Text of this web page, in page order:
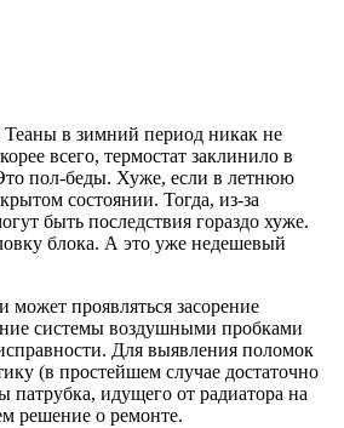
в зимний период никак не
всего, термостат заклинило в
пол-беды. Хуже, если в летнюю
состоянии. Тогда, из-за
быть последствия гораздо хуже.
блока. А это уже недешевый
проявляться засорение
системы воздушными пробками
Для выявления поломок
(в простейшем случае достаточно
патрубка, идущего от радиатора на
решение о ремонте.